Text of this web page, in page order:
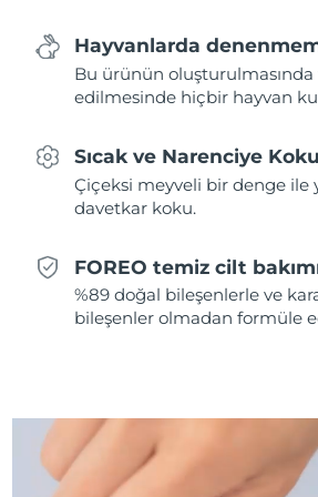
Hayvanlarda
Bu ürünün oluşturulmasında
edilmesinde hiçbir hayvan
Sıcak ve Narenciye
Çiçeksi meyveli bir denge ile
davetkar koku.
FOREO temiz cilt
%89 doğal bileşenlerle ve
bileşenler olmadan formüle
Slovakya
Slovenya
Güney Afrika
Güney Kore
İspanya
Tayland